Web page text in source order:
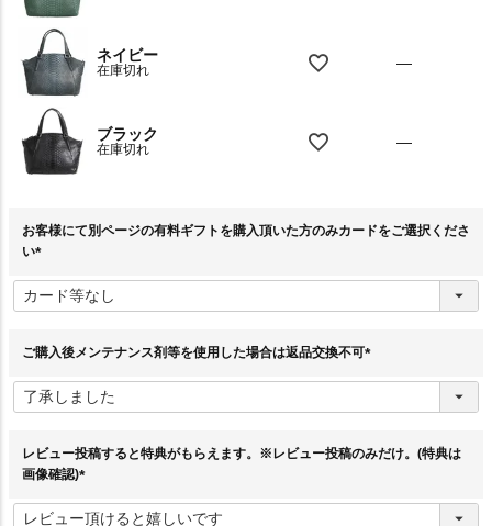
ネイビー
在庫切れ —
ブラック
在庫切れ —
お客様にて別ページの有料ギフトを購入頂いた方のみカードをご選択くださ
い
必
須
ご購入後メンテナンス剤等を使用した場合は返品交換不可
須
レビュー投稿すると特典がもらえます。※レビュー投稿のみだけ。(特典は
画像確認)
必